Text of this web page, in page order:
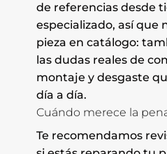
de referencias desde
especializado, así que
pieza en catálogo:
las dudas reales de
montaje y desgaste
día a día.
Cuándo merece la
Te recomendamos